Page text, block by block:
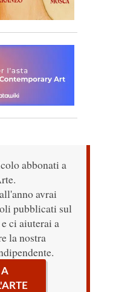
abbonati a
avrai
pubblicati sul
ci aiuterai a
la nostra